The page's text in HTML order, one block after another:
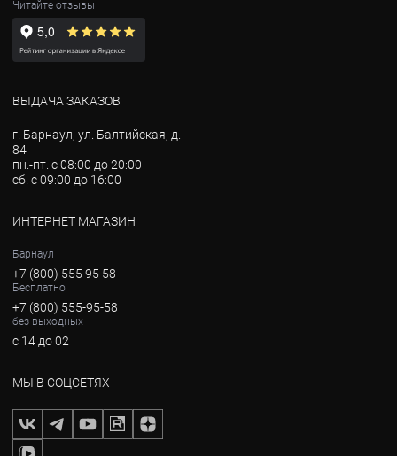
Читайте отзывы
ВЫДАЧА ЗАКАЗОВ
г. Барнаул, ул. Балтийская, д.
84
пн.-пт. с 08:00 до 20:00
сб. с 09:00 до 16:00
ИНТЕРНЕТ МАГАЗИН
Барнаул
+7 (800) 555 95 58
Бесплатно
+7 (800) 555-95-58
без выходных
с 14 до 02
МЫ В СОЦСЕТЯХ